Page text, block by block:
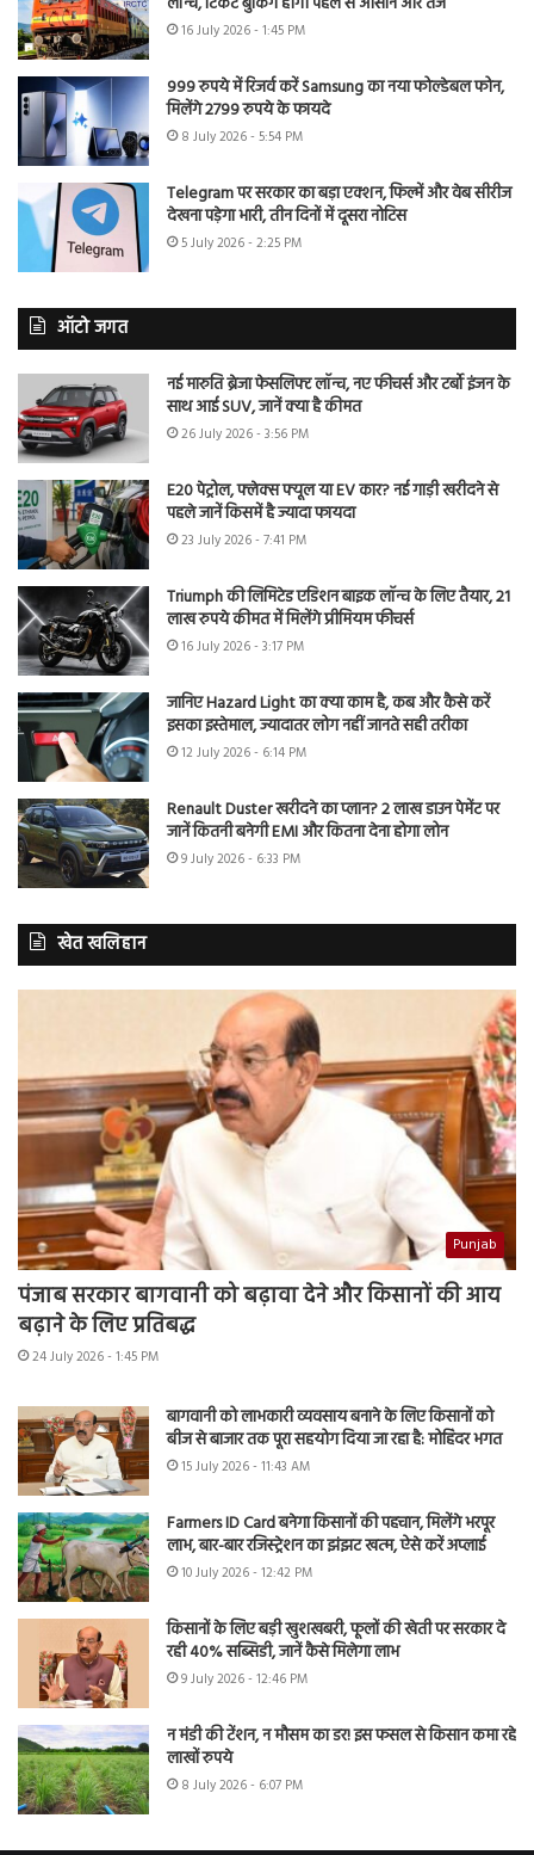
16 July 2026 - 1:45 PM
999 रुपये में रिजर्व करें Samsung का नया फोल्डेबल फोन,
मिलेंगे 2799 रुपये के फायदे
8 July 2026 - 5:54 PM
Telegram पर सरकार का बड़ा एक्शन, फिल्में और वेब सीरीज
देखना पड़ेगा भारी, तीन दिनों में दूसरा नोटिस
5 July 2026 - 2:25 PM
ऑटो जगत
नई मारुति ब्रेजा फेसलिफ्ट लॉन्च, नए फीचर्स और टर्बो इंजन के
साथ आई SUV, जानें क्या है कीमत
26 July 2026 - 3:56 PM
E20 पेट्रोल, फ्लेक्स फ्यूल या EV कार? नई गाड़ी खरीदने से
पहले जानें किसमें है ज्यादा फायदा
23 July 2026 - 7:41 PM
Triumph की लिमिटेड एडिशन बाइक लॉन्च के लिए तैयार, 21
लाख रुपये कीमत में मिलेंगे प्रीमियम फीचर्स
16 July 2026 - 3:17 PM
जानिए Hazard Light का क्या काम है, कब और कैसे करें
इसका इस्तेमाल, ज्यादातर लोग नहीं जानते सही तरीका
12 July 2026 - 6:14 PM
Renault Duster खरीदने का प्लान? 2 लाख डाउन पेमेंट पर
जानें कितनी बनेगी EMI और कितना देना होगा लोन
9 July 2026 - 6:33 PM
खेत खलिहान
Punjab
पंजाब सरकार बागवानी को बढ़ावा देने और किसानों की आय
बढ़ाने के लिए प्रतिबद्ध
24 July 2026 - 1:45 PM
बागवानी को लाभकारी व्यवसाय बनाने के लिए किसानों को
बीज से बाजार तक पूरा सहयोग दिया जा रहा है: मोहिंदर भगत
15 July 2026 - 11:43 AM
Farmers ID Card बनेगा किसानों की पहचान, मिलेंगे भरपूर
लाभ, बार-बार रजिस्ट्रेशन का झंझट खत्म, ऐसे करें अप्लाई
10 July 2026 - 12:42 PM
किसानों के लिए बड़ी खुशखबरी, फूलों की खेती पर सरकार दे
रही 40% सब्सिडी, जानें कैसे मिलेगा लाभ
9 July 2026 - 12:46 PM
न मंडी की टेंशन, न मौसम का डर! इस फसल से किसान कमा रहे
लाखों रुपये
8 July 2026 - 6:07 PM